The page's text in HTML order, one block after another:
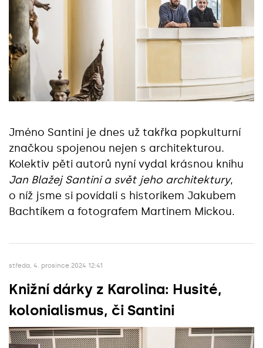
Jméno Santini je dnes už takřka popkulturní
značkou spojenou nejen s architekturou.
Kolektiv pěti autorů nyní vydal krásnou knihu
Jan Blažej Santini a svět jeho architektury,
o níž jsme si povídali s historikem Jakubem
Bachtíkem a fotografem Martinem Mickou.
středa, 4. prosince 2024 12:41
Knižní dárky z Karolina: Husité,
kolonialismus, či Santini